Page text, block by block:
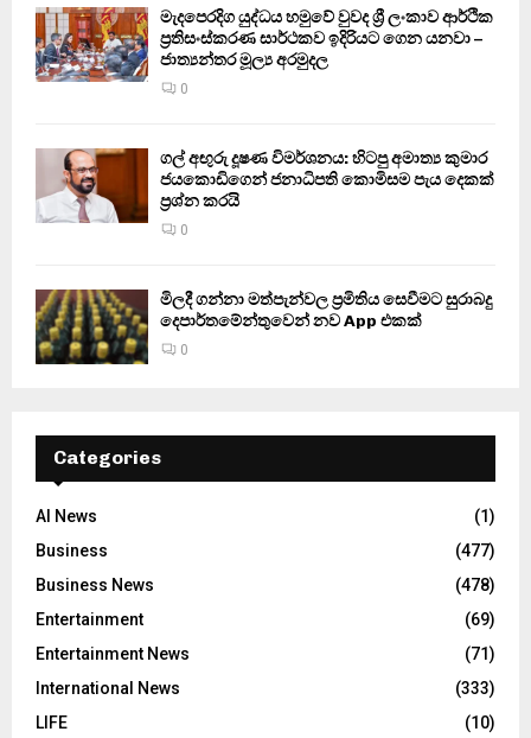
මැදපෙරදිග යුද්ධය හමුවේ වුවද ශ්‍රී ලංකාව ආර්ථික
ප්‍රතිසංස්කරණ සාර්ථකව ඉදිරියට ගෙන යනවා –
ජාත්‍යන්තර මූල්‍ය අරමුදල
0
ගල් අඟුරු දූෂණ විමර්ශනය: හිටපු අමාත්‍ය කුමාර
ජයකොඩිගෙන් ජනාධිපති කොමිසම පැය දෙකක්
ප්‍රශ්න කරයි
0
මිලදී ගන්නා මත්පැන්වල ප්‍රමිතිය සෙවීමට සුරාබදු
දෙපාර්තමේන්තුවෙන් නව App එකක්
0
Categories
AI News
(1)
Business
(477)
Business News
(478)
Entertainment
(69)
Entertainment News
(71)
International News
(333)
LIFE
(10)